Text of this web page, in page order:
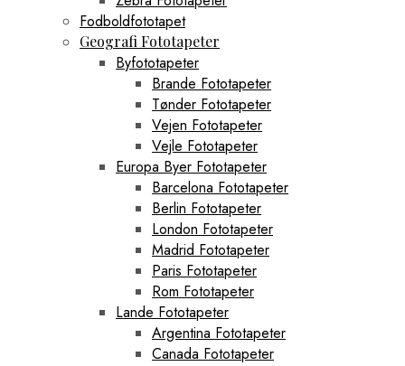
Fodboldfototapet
Geografi Fototapeter
Byfototapeter
Brande Fototapeter
Tønder Fototapeter
Vejen Fototapeter
Vejle Fototapeter
Europa Byer Fototapeter
Barcelona Fototapeter
Berlin Fototapeter
London Fototapeter
Madrid Fototapeter
Paris Fototapeter
Rom Fototapeter
Lande Fototapeter
Argentina Fototapeter
Canada Fototapeter